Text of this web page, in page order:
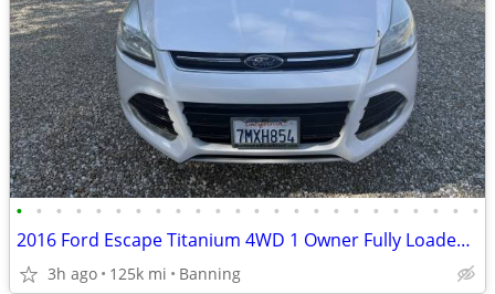
• • • • • • • • • • • • • • • • • • • • • • • •
2016 Ford Escape Titanium 4WD 1 Owner Fully Loaded 35MPG Pearl White!!
3h ago 125k mi Banning